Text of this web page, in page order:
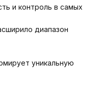
и контроль в самых
диапазон
уникальную